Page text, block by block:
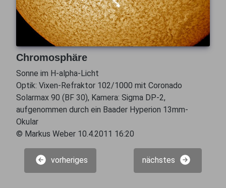
Chromosphäre
Sonne im H-alpha-Licht
Optik: Vixen-Refraktor 102/1000 mit Coronado
Solarmax 90 (BF 30), Kamera: Sigma DP-2,
aufgenommen durch ein Baader Hyperion 13mm-
Okular
© Markus Weber 10.4.2011 16:20
vorheriges nächstes